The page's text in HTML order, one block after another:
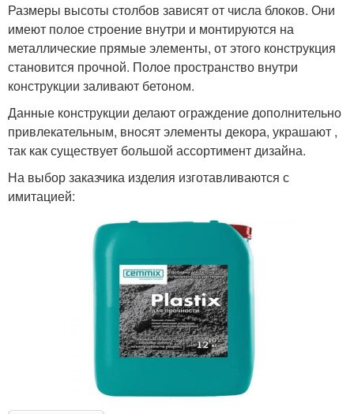
Размеры высоты столбов зависят от числа блоков. Они
имеют полое строение внутри и монтируются на
металлические прямые элементы, от этого конструкция
становится прочной. Полое пространство внутри
конструкции заливают бетоном.
Данные конструкции делают ограждение дополнительно
привлекательным, вносят элементы декора, украшают ,
так как существует большой ассортимент дизайна.
На выбор заказчика изделия изготавливаются с
имитацией: